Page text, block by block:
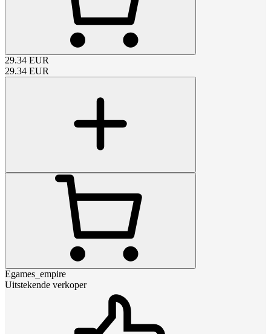
29.34 EUR
29.34 EUR
Egames_empire
Uitstekende verkoper